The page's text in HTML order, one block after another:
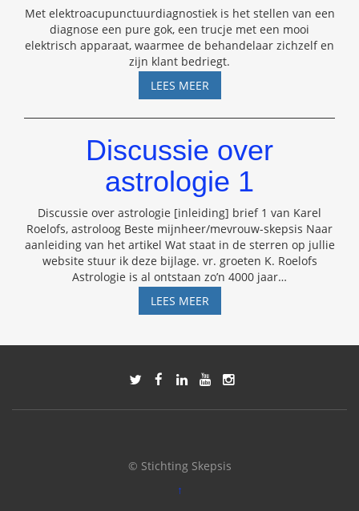
Met elektroacupunctuurdiagnostiek is het stellen van een
diagnose een pure gok, een trucje met een mooi
elektrisch apparaat, waarmee de behandelaar zichzelf en
zijn klant bedriegt.
LEES MEEREAV
–
ELEKTROACUPUNCTUUR
VAN
DOKTER
VOLL
Discussie over
astrologie 1
Discussie over astrologie [inleiding] brief 1 van Karel
Roelofs, astroloog Beste mijnheer/mevrouw-skepsis Naar
aanleiding van het artikel Wat staat in de sterren op jullie
website stuur ik deze bijlage. vr. groeten K. Roelofs
Astrologie is al ontstaan zo’n 4000 jaar…
LEES MEERDISCUSSIE
OVER
1
© Stichting Skepsis
↑